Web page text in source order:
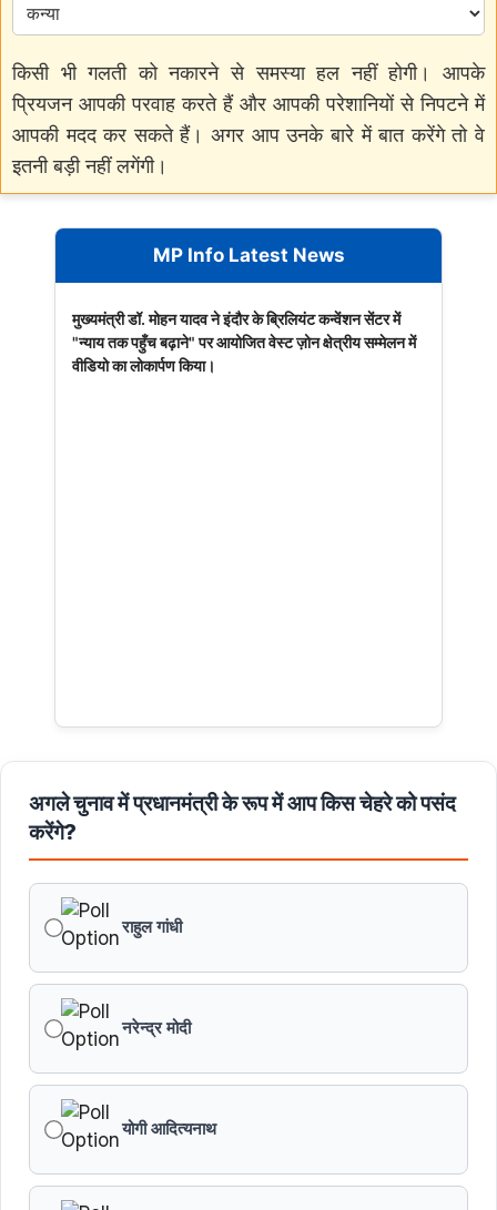
किसी भी गलती को नकारने से समस्या हल नहीं होगी। आपके
प्रियजन आपकी परवाह करते हैं और आपकी परेशानियों से निपटने में
आपकी मदद कर सकते हैं। अगर आप उनके बारे में बात करेंगे तो वे
इतनी बड़ी नहीं लगेंगी।
MP Info Latest News
मुख्यमंत्री डॉ. मोहन यादव ने इंदौर के ब्रिलियंट कन्वेंशन सेंटर में
"न्याय तक पहुँच बढ़ाने" पर आयोजित वेस्ट ज़ोन क्षेत्रीय सम्मेलन में
वीडियो का लोकार्पण किया।
अगले चुनाव में प्रधानमंत्री के रूप में आप किस चेहरे को पसंद
करेंगे?
राहुल गांधी
नरेन्द्र मोदी
योगी आदित्यनाथ